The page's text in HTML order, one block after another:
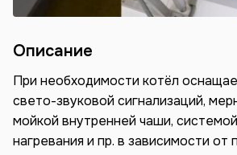
Описание
При необходимости котёл
свето-звуковой сигнализаций,
мойкой внутренней чаши,
нагревания и пр. в зависимости от